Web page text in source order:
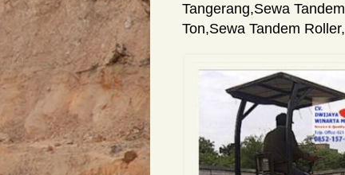
Tangerang,Sewa
Ton,Sewa Tandem Roller,